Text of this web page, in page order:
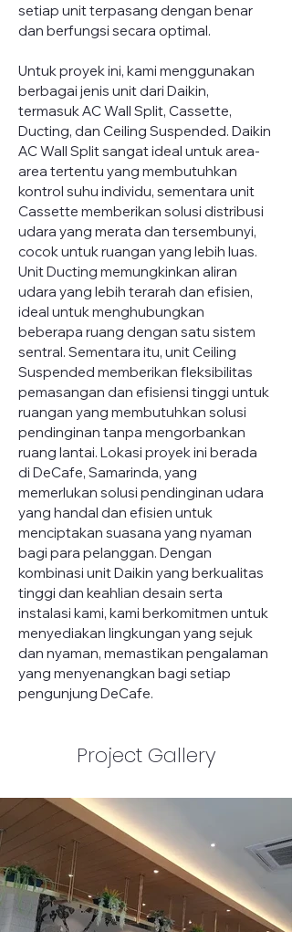
setiap unit terpasang dengan benar
dan berfungsi secara optimal.
Untuk proyek ini, kami menggunakan
berbagai jenis unit dari Daikin,
termasuk AC Wall Split, Cassette,
Ducting, dan Ceiling Suspended. Daikin
AC Wall Split sangat ideal untuk area-
area tertentu yang membutuhkan
kontrol suhu individu, sementara unit
Cassette memberikan solusi distribusi
udara yang merata dan tersembunyi,
cocok untuk ruangan yang lebih luas.
Unit Ducting memungkinkan aliran
udara yang lebih terarah dan efisien,
ideal untuk menghubungkan
beberapa ruang dengan satu sistem
sentral. Sementara itu, unit Ceiling
Suspended memberikan fleksibilitas
pemasangan dan efisiensi tinggi untuk
ruangan yang membutuhkan solusi
pendinginan tanpa mengorbankan
ruang lantai. Lokasi proyek ini berada
di DeCafe, Samarinda, yang
memerlukan solusi pendinginan udara
yang handal dan efisien untuk
menciptakan suasana yang nyaman
bagi para pelanggan. Dengan
kombinasi unit Daikin yang berkualitas
tinggi dan keahlian desain serta
instalasi kami, kami berkomitmen untuk
menyediakan lingkungan yang sejuk
dan nyaman, memastikan pengalaman
yang menyenangkan bagi setiap
pengunjung DeCafe.
Project Gallery